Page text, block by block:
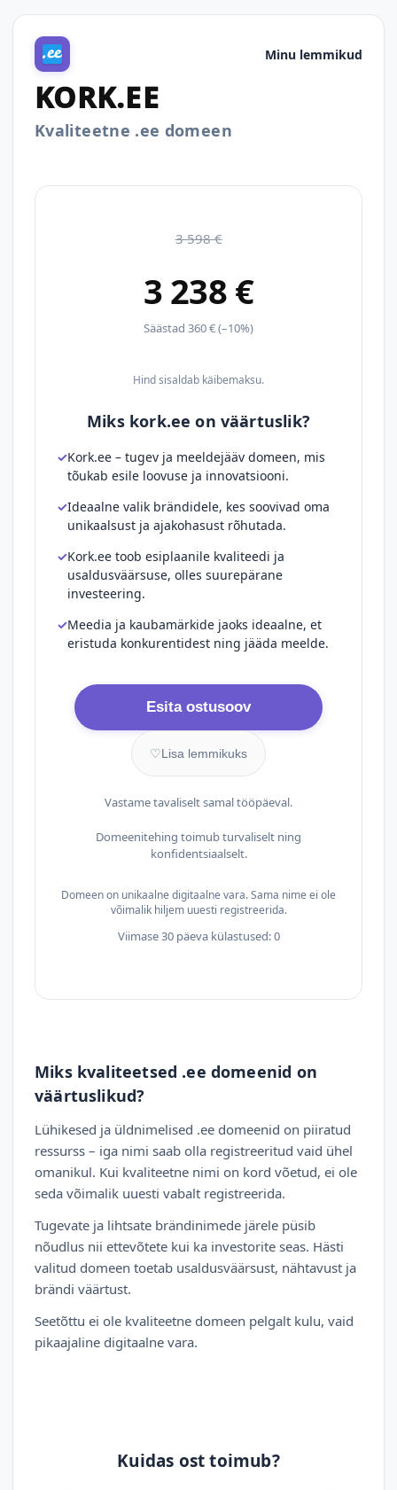
Minu lemmikud
KORK.EE
Kvaliteetne .ee domeen
3 598 €
3 238 €
Säästad 360 € (–10%)
Hind sisaldab käibemaksu.
Miks kork.ee on väärtuslik?
Kork.ee – tugev ja meeldejääv domeen, mis
tõukab esile loovuse ja innovatsiooni.
Ideaalne valik brändidele, kes soovivad oma
unikaalsust ja ajakohasust rõhutada.
Kork.ee toob esiplaanile kvaliteedi ja
usaldusväärsuse, olles suurepärane
investeering.
Meedia ja kaubamärkide jaoks ideaalne, et
eristuda konkurentidest ning jääda meelde.
Esita ostusoov
♡Lisa lemmikuks
Vastame tavaliselt samal tööpäeval.
Domeenitehing toimub turvaliselt ning
konfidentsiaalselt.
Domeen on unikaalne digitaalne vara. Sama nime ei ole
võimalik hiljem uuesti registreerida.
Viimase 30 päeva külastused: 0
Miks kvaliteetsed .ee domeenid on
väärtuslikud?
Lühikesed ja üldnimelised .ee domeenid on piiratud
ressurss – iga nimi saab olla registreeritud vaid ühel
omanikul. Kui kvaliteetne nimi on kord võetud, ei ole
seda võimalik uuesti vabalt registreerida.
Tugevate ja lihtsate brändinimede järele püsib
nõudlus nii ettevõtete kui ka investorite seas. Hästi
valitud domeen toetab usaldusväärsust, nähtavust ja
brändi väärtust.
Seetõttu ei ole kvaliteetne domeen pelgalt kulu, vaid
pikaajaline digitaalne vara.
Kuidas ost toimub?